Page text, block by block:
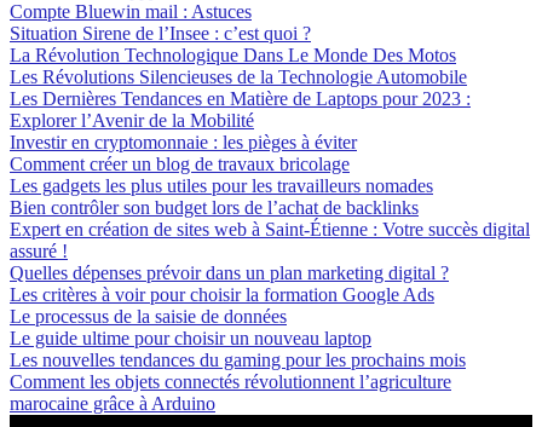
Compte Bluewin mail : Astuces
Situation Sirene de l’Insee : c’est quoi ?
La Révolution Technologique Dans Le Monde Des Motos
Les Révolutions Silencieuses de la Technologie Automobile
Les Dernières Tendances en Matière de Laptops pour 2023 :
Explorer l’Avenir de la Mobilité
Investir en cryptomonnaie : les pièges à éviter
Comment créer un blog de travaux bricolage
Les gadgets les plus utiles pour les travailleurs nomades
Bien contrôler son budget lors de l’achat de backlinks
Expert en création de sites web à Saint-Étienne : Votre succès digital
assuré !
Quelles dépenses prévoir dans un plan marketing digital ?
Les critères à voir pour choisir la formation Google Ads
Le processus de la saisie de données
Le guide ultime pour choisir un nouveau laptop
Les nouvelles tendances du gaming pour les prochains mois
Comment les objets connectés révolutionnent l’agriculture
marocaine grâce à Arduino